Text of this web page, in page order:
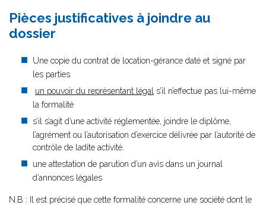
Pièces justificatives à joindre au
dossier
Une copie du contrat de location-gérance daté et signé par
les parties
un pouvoir du représentant légal s’il n’effectue pas lui-même
la formalité
s’il s’agit d’une activité réglementée, joindre le diplôme,
l’agrément ou l’autorisation d’exercice délivrée par l’autorité de
contrôle de ladite activité.
une attestation de parution d’un avis dans un journal
d’annonces légales
N.B : Il est précisé que cette formalité concerne une société dont le